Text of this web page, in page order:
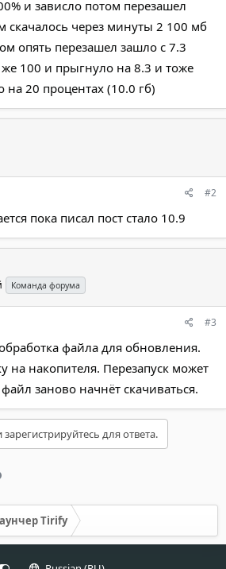
и зависло потом перезашел
скачалось через минуты 2 100 мб
опять перезашел зашло с 7.3
же 100 и прыгнуло на 8.3 и тоже
на 20 процентах (10.0 гб)
#2
пока писал пост стало 10.9
Команда форума
#3
файла для обновления.
на накопителя. Перезапуск может
заново начнёт скачиваться.
для ответа.
почта
Tirify